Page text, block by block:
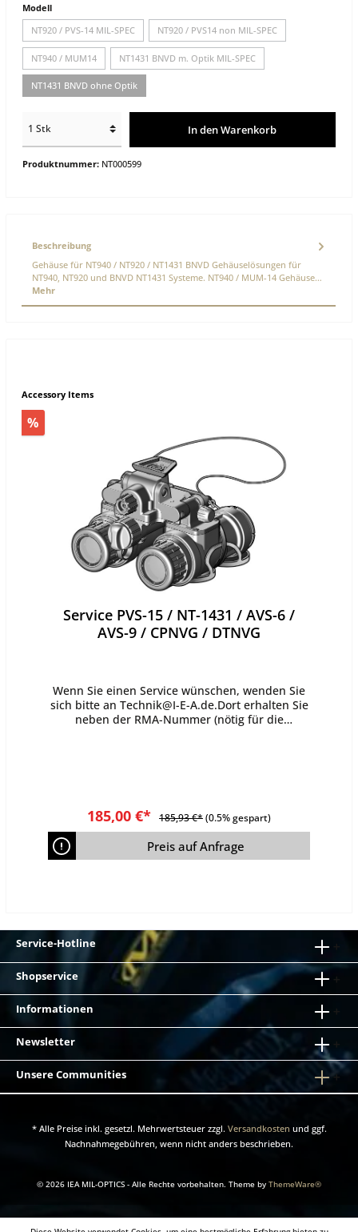
Modell
NT920 / PVS-14 MIL-SPEC
NT920 / PVS14 non MIL-SPEC
NT940 / MUM14 NT1431 BNVD m. Optik MIL-SPEC
NT1431 BNVD ohne Optik
In den Warenkorb
Produktnummer: NT000599
Beschreibung
Gehäuse für NT940 / NT920 / NT1431 BNVD Gehäuselösungen für
NT940, NT920 und BNVD NT1431 Systeme. NT940 / MUM-14 Gehäuse…
Mehr
Accessory Items
%
Service PVS-15 / NT-1431 / AVS-6 /
AVS-9 / CPNVG / DTNVG
Wenn Sie einen Service wünschen, wenden Sie
sich bitte an Technik@I-E-A.de.Dort erhalten Sie
neben der RMA-Nummer (nötig für die
Vollständige Funktionsprüfung des Geräts
Prüfung der Dichtungen und ggf. Austausch
Sichtprüfung der Röhrenleistung Purge,
Druckprüfung und Stickstofffüllung Montage
(Auflösung, Verstärkung, Fehleranalyse)
Kollimation der Kanäle bei binokularen
Systemen Einstellung des Fokus-Stops /
Unendlich-Fokus Justage der
Dioptrieneinstellung Erstellung eines
detaillierten Messdatenblatts Wichtige Hinweise
Die Montage von Kundenröhren oder der
Zusammenbau eines vom Kunden angelieferten
Geräts erfordert grundsätzlich den großen
Serviceumfang Für die Kompatibilität der
bereitgestellten Teile ist ausschließlich der
Kunde verantwortlich Bearbeitungszeit Ca. 14
185,00 €* 185,93 €*(0.5% gespart)
Preis auf Anfrage
Service-Hotline
Shopservice
Informationen
Newsletter
Unsere Communities
* Alle Preise inkl. gesetzl. Mehrwertsteuer zzgl. Versandkosten und ggf.
Nachnahmegebühren, wenn nicht anders beschrieben.
© 2026 IEA MIL-OPTICS - Alle Rechte vorbehalten. Theme by ThemeWare®